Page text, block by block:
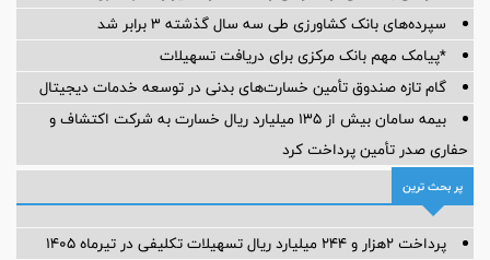
سپرده‌های بانک کشاورزی طی سه سال گذشته ۳ برابر شد
*پیامک مهم بانک مرکزی برای دریافت تسهیلات
گام تازه صندوق تأمین خسارت‌های بدنی در توسعه خدمات دیجیتال
بیمه سامان بیش از ۱۳۵ میلیارد ریال خسارت به شرکت اکتشاف و
حفاری صدر تأمین پرداخت کرد
پر بحث ترین
پرداخت ۲هزار و ۲۴۴ میلیارد ریال تسهیلات تکلیفی در تیرماه ۱۴۰۵